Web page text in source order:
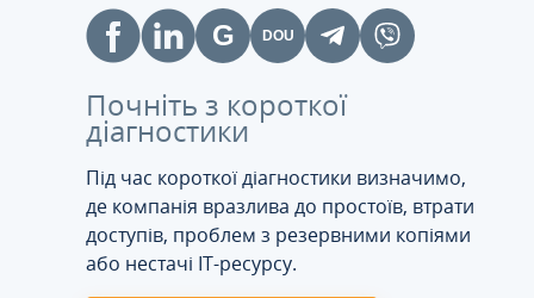
Почніть з короткої
діагностики
Під час короткої діагностики визначимо,
де компанія вразлива до простоїв, втрати
доступів, проблем з резервними копіями
або нестачі IT-ресурсу.